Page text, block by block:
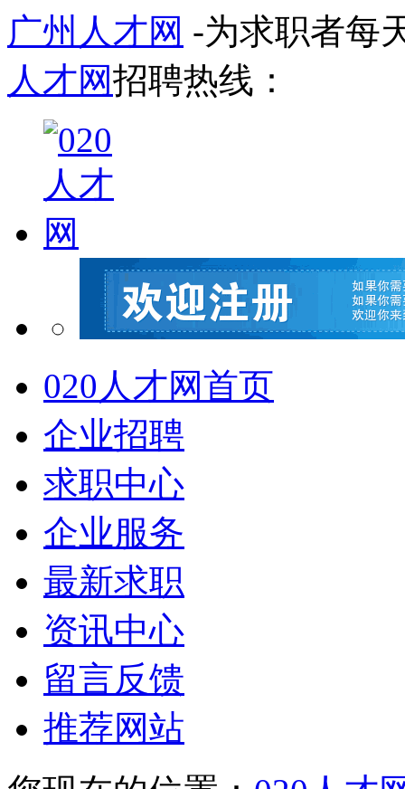
广州人才网 -为求职者每
人才网招聘热线：
020人才网首页
企业招聘
求职中心
企业服务
最新求职
资讯中心
留言反馈
推荐网站